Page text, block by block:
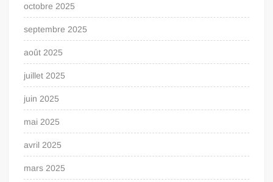
octobre 2025
septembre 2025
août 2025
juillet 2025
juin 2025
mai 2025
avril 2025
mars 2025